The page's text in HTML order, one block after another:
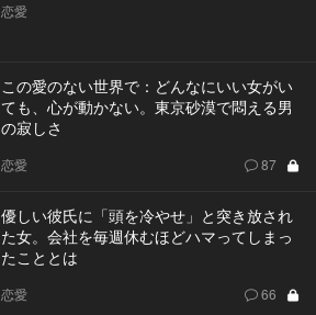
恋愛
この愛のない世界で：どんなにいい女がい
ても、心が動かない。東京砂漠で悶える男
の寂しさ
恋愛 87
優しい彼氏に「頭を冷やせ」と突き放され
た女。会社を毎週休むほどハマってしまっ
たこととは
恋愛 66